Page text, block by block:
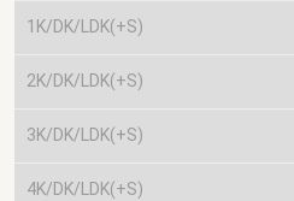
1K/DK/LDK(+S)
2K/DK/LDK(+S)
3K/DK/LDK(+S)
4K/DK/LDK(+S)